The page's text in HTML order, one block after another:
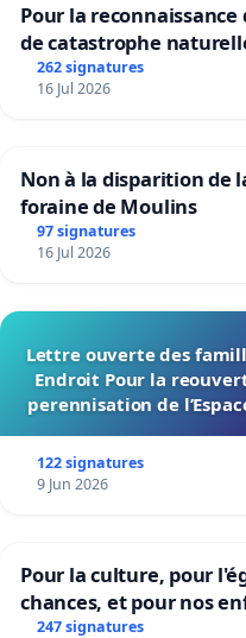
Pour la reconnaissance
de catastrophe
grêle du 15 juillet 2026 à
et ses alentours
262 signatures
16 Jul 2026
Non à la disparition de
foraine de Moulins
97 signatures
16 Jul 2026
Lettre ouverte des
Endroit Pour la
perennisation de
122 signatures
9 Jun 2026
Pour la culture, pour
chances, et pour nos
247 signatures